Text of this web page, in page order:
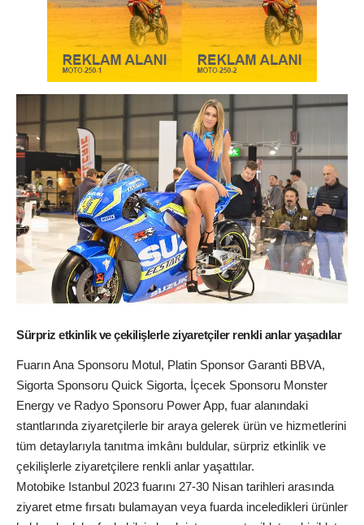
Sürpriz etkinlik ve çekilişlerle ziyaretçiler renkli anlar yaşadılar
Fuarın Ana Sponsoru Motul, Platin Sponsor Garanti BBVA,
Sigorta Sponsoru Quick Sigorta, İçecek Sponsoru Monster
Energy ve Radyo Sponsoru Power App, fuar alanındaki
stantlarında ziyaretçilerle bir araya gelerek ürün ve hizmetlerini
tüm detaylarıyla tanıtma imkânı buldular, sürpriz etkinlik ve
çekilişlerle ziyaretçilere renkli anlar yaşattılar.
Motobike Istanbul 2023 fuarını 27-30 Nisan tarihleri arasında
ziyaret etme fırsatı bulamayan veya fuarda inceledikleri ürünler